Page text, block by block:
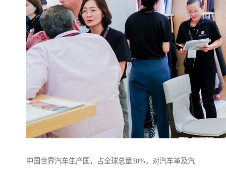
中国世界汽车生产国，占全球总量30%，对汽车革及汽